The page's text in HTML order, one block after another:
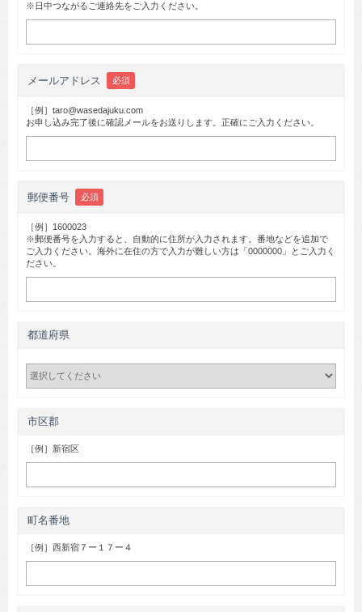
※日中つながるご連絡先をご入力ください。
メールアドレス 必須
［例］taro@wasedajuku.com
お申し込み完了後に確認メールをお送りします。正確にご入力ください。
郵便番号 必須
［例］1600023
※郵便番号を入力すると、自動的に住所が入力されます。番地などを追加で
ご入力ください。海外に在住の方で入力が難しい方は「0000000」とご入力く
ださい。
都道府県
市区郡
［例］新宿区
町名番地
［例］西新宿７ー１７ー４